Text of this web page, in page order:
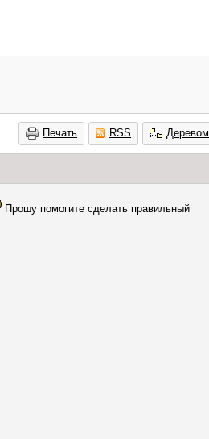
Печать RSS Деревом
Прошу помогите сделать правильный